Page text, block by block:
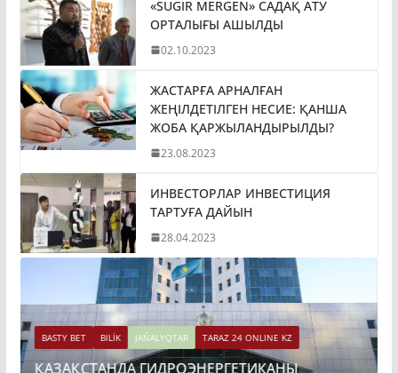
«SUGIR MERGEN» САДАҚ АТУ
ОРТАЛЫҒЫ АШЫЛДЫ
02.10.2023
ЖАСТАРҒА АРНАЛҒАН
ЖЕҢІЛДЕТІЛГЕН НЕСИЕ: ҚАНША
ЖОБА ҚАРЖЫЛАНДЫРЫЛДЫ?
23.08.2023
ИНВЕСТОРЛАР ИНВЕСТИЦИЯ
ТАРТУҒА ДАЙЫН
28.04.2023
BASTY BET BILİK JAŃALYQTAR TARAZ 24 ONLINE KZ